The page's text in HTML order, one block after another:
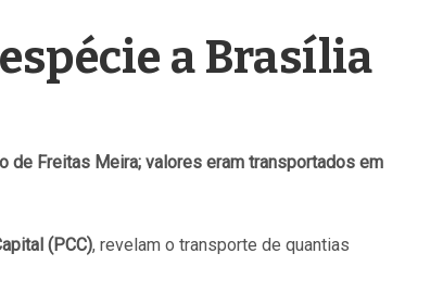
a Brasília
de Freitas Meira; valores eram transportados em
(PCC), revelam o transporte de quantias